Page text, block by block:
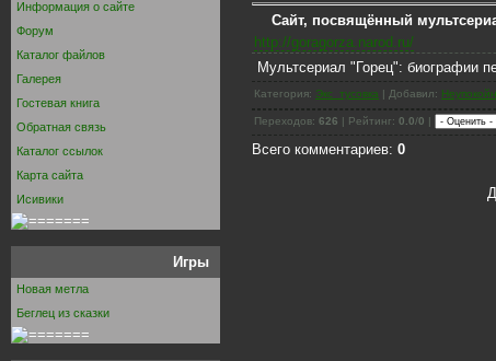
Информация о сайте
Форум
Каталог файлов
Галерея
Гостевая книга
Обратная связь
Каталог ссылок
Карта сайта
Исивики
Игры
Новая метла
Беглец из сказки
Сайт, посвящённый
http://goragorza.narod.ru/
Мультсериал "Горец": биографии
Категория: Экс_тусовка | Добавил:
Переходов: 626 | Рейтинг: 0.0/0 |
Всего комментариев: 0